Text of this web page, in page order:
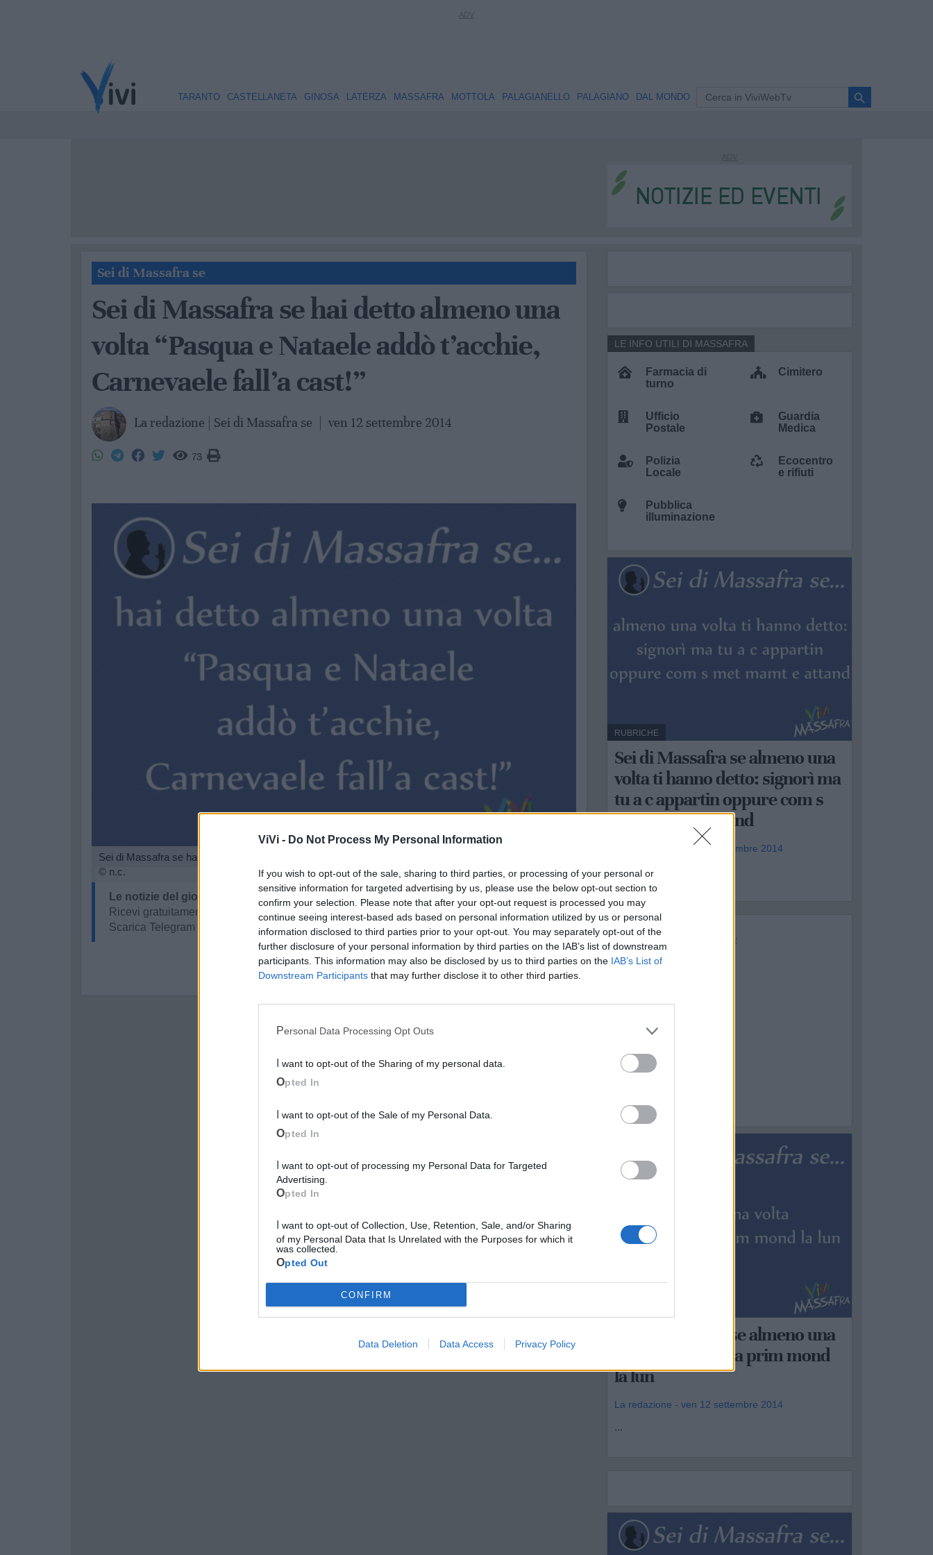
ViVi - Do Not Process My Personal Information
If you wish to opt-out of the sale, sharing to third parties, or processing of your personal or
sensitive information for targeted advertising by us, please use the below opt-out section to
confirm your selection. Please note that after your opt-out request is processed you may
continue seeing interest-based ads based on personal information utilized by us or personal
information disclosed to third parties prior to your opt-out. You may separately opt-out of the
further disclosure of your personal information by third parties on the IAB’s list of downstream
participants. This information may also be disclosed by us to third parties on the IAB’s List of
Downstream Participants that may further disclose it to other third parties.
Personal Data Processing Opt Outs
I want to opt-out of the Sharing of my personal data.
Opted In
I want to opt-out of the Sale of my Personal Data.
Opted In
Advertising.
Opted In
of my Personal Data that Is Unrelated with the Purposes for which it
was collected.
Opted Out
CONFIRM
Data Deletion Data Access Privacy Policy
TARANTO CASTELLANETA GINOSA LATERZA MASSAFRA MOTTOLA PALAGIANELLO PALAGIANO DAL MONDO search
Sei di Massafra se
Sei di Massafra se hai detto almeno una
volta “Pasqua e Nataele addò t’acchie,
Carnevaele fall’a cast!”
La redazione | Sei di Massafra se ven 12 settembre 2014
73
Sei di Massafra se hai detto almeno una volta “Pasqua e Nataele addò t’acchie, Carnevaele fall’a cast!” |
© n.c.
Le notizie del giorno sul tuo smartphone
Ricevi gratuitamente ogni giorno le notizie della tua città direttamente sul tuo smartphone.
Scarica Telegram e
Farmacia di
turno
Cimitero
Ufficio
Postale
Guardia
Medica
Polizia
Locale
Ecocentro
e rifiuti
Pubblica
illuminazione
LE INFO UTILI DI MASSAFRA
RUBRICHE
Sei di Massafra se almeno una
volta ti hanno detto: signorì ma
tu a c appartin oppure com s
met mamt e attand
La redazione - ven 12 settembre 2014
...
Sei di Massafra se almeno una
volta hai giocato a prim mond
la lun
La redazione - ven 12 settembre 2014
...